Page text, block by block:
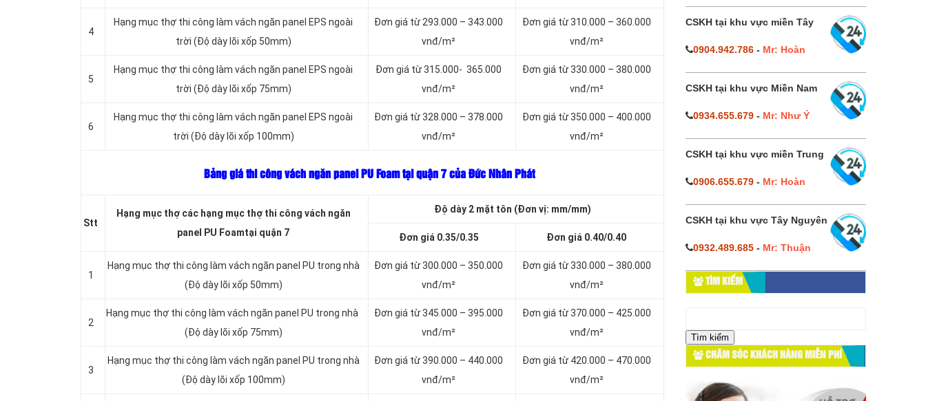
4
Hạng mục thợ thi công làm vách ngăn panel EPS ngoài
trời (Độ dày lõi xốp 50mm)
Đơn giá từ 293.000 – 343.000
vnđ/m²
Đơn giá từ 310.000 – 360.000
vnđ/m²
5
Hạng mục thợ thi công làm vách ngăn panel EPS ngoài
trời (Độ dày lõi xốp 75mm)
Đơn giá từ 315.000- 365.000
vnđ/m²
Đơn giá từ 330.000 – 380.000
vnđ/m²
6
Hạng mục thợ thi công làm vách ngăn panel EPS ngoài
trời (Độ dày lõi xốp 100mm)
Đơn giá từ 328.000 – 378.000
vnđ/m²
Đơn giá từ 350.000 – 400.000
vnđ/m²
Bảng giá thi công vách ngăn panel PU Foam tại quận 7 của Đức Nhân Phát
Stt
Hạng mục thợ các hạng mục thợ thi công vách ngăn
panel PU Foamtại quận 7
Độ dày 2 mặt tôn (Đơn vị: mm/mm)
Đơn giá 0.35/0.35 Đơn giá 0.40/0.40
1
Hạng mục thợ thi công làm vách ngăn panel PU trong nhà
(Độ dày lõi xốp 50mm)
Đơn giá từ 300.000 – 350.000
vnđ/m²
Đơn giá từ 330.000 – 380.000
vnđ/m²
2
Hạng mục thợ thi công làm vách ngăn panel PU trong nhà
(Độ dày lõi xốp 75mm)
Đơn giá từ 345.000 – 395.000
vnđ/m²
Đơn giá từ 370.000 – 425.000
vnđ/m²
3
Hạng mục thợ thi công làm vách ngăn panel PU trong nhà
(Độ dày lõi xốp 100mm)
Đơn giá từ 390.000 – 440.000
vnđ/m²
Đơn giá từ 420.000 – 470.000
vnđ/m²
CSKH tại khu vực miền Tây
0904.942.786- Mr: Hoàn
CSKH tại khu vực Miền Nam
0934.655.679- Mr: Như Ý
CSKH tại khu vực miền Trung
0906.655.679- Mr: Hoàn
CSKH tại khu vực Tây Nguyên
0932.489.685- Mr: Thuận
TÌM KIẾM
cho:
CHĂM SÓC KHÁCH HÀNG MIỄN PHÍ